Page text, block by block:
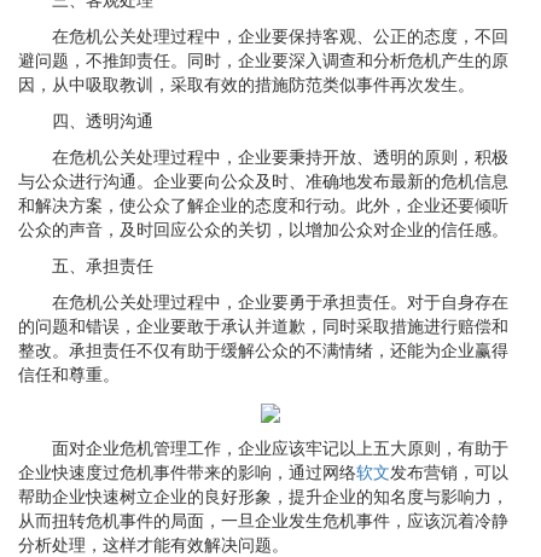
在危机公关处理过程中，企业要保持客观、公正的态度，不回
避问题，不推卸责任。同时，企业要深入调查和分析危机产生的原
因，从中吸取教训，采取有效的措施防范类似事件再次发生。
四、透明沟通
在危机公关处理过程中，企业要秉持开放、透明的原则，积极
与公众进行沟通。企业要向公众及时、准确地发布最新的危机信息
和解决方案，使公众了解企业的态度和行动。此外，企业还要倾听
公众的声音，及时回应公众的关切，以增加公众对企业的信任感。
五、承担责任
在危机公关处理过程中，企业要勇于承担责任。对于自身存在
的问题和错误，企业要敢于承认并道歉，同时采取措施进行赔偿和
整改。承担责任不仅有助于缓解公众的不满情绪，还能为企业赢得
信任和尊重。
面对企业危机管理工作，企业应该牢记以上五大原则，有助于
企业快速度过危机事件带来的影响，通过网络软文发布营销，可以
帮助企业快速树立企业的良好形象，提升企业的知名度与影响力，
从而扭转危机事件的局面，一旦企业发生危机事件，应该沉着冷静
分析处理，这样才能有效解决问题。